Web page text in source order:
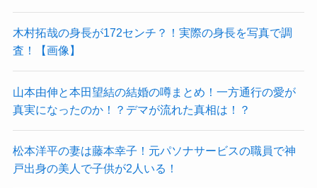
木村拓哉の身長が172センチ？！実際の身長を写真で調
査！【画像】
山本由伸と本田望結の結婚の噂まとめ！一方通行の愛が
真実になったのか！？デマが流れた真相は！？
松本洋平の妻は藤本幸子！元パソナサービスの職員で神
戸出身の美人で子供が2人いる！